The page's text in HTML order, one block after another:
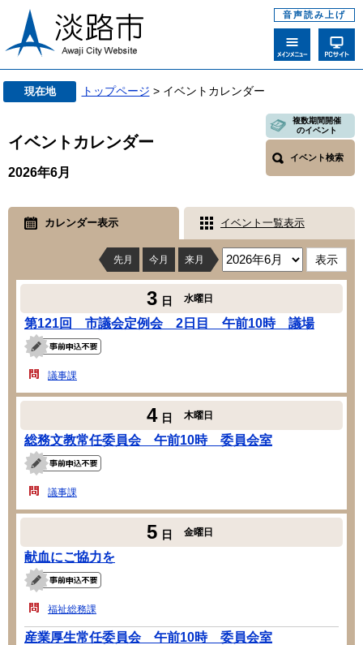
音声読み上げ
現在地 トップページ > イベントカレンダー
イベントカレンダー
複数期間開催
のイベント
イベント検索
2026年6月
カレンダー表示 イベント一覧表示
先月 今月 来月
3 日 水曜日
第121回 市議会定例会 2日目 午前10時 議場
議事課
4 日 木曜日
総務文教常任委員会 午前10時 委員会室
議事課
5 日 金曜日
献血にご協力を
福祉総務課
産業厚生常任委員会 午前10時 委員会室